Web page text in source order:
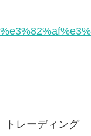
トレーディング